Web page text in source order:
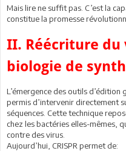
Mais lire ne suffit pas. C’est la
constitue la promesse
II. Réécriture du
biologie de
L’émergence des outils d’édition
permis d’intervenir directement
séquences. Cette technique
chez les bactéries elles-mêmes,
contre des virus.
Aujourd’hui, CRISPR permet de: